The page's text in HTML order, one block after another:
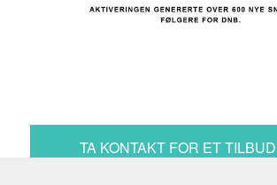
TA KONTAKT FOR ET